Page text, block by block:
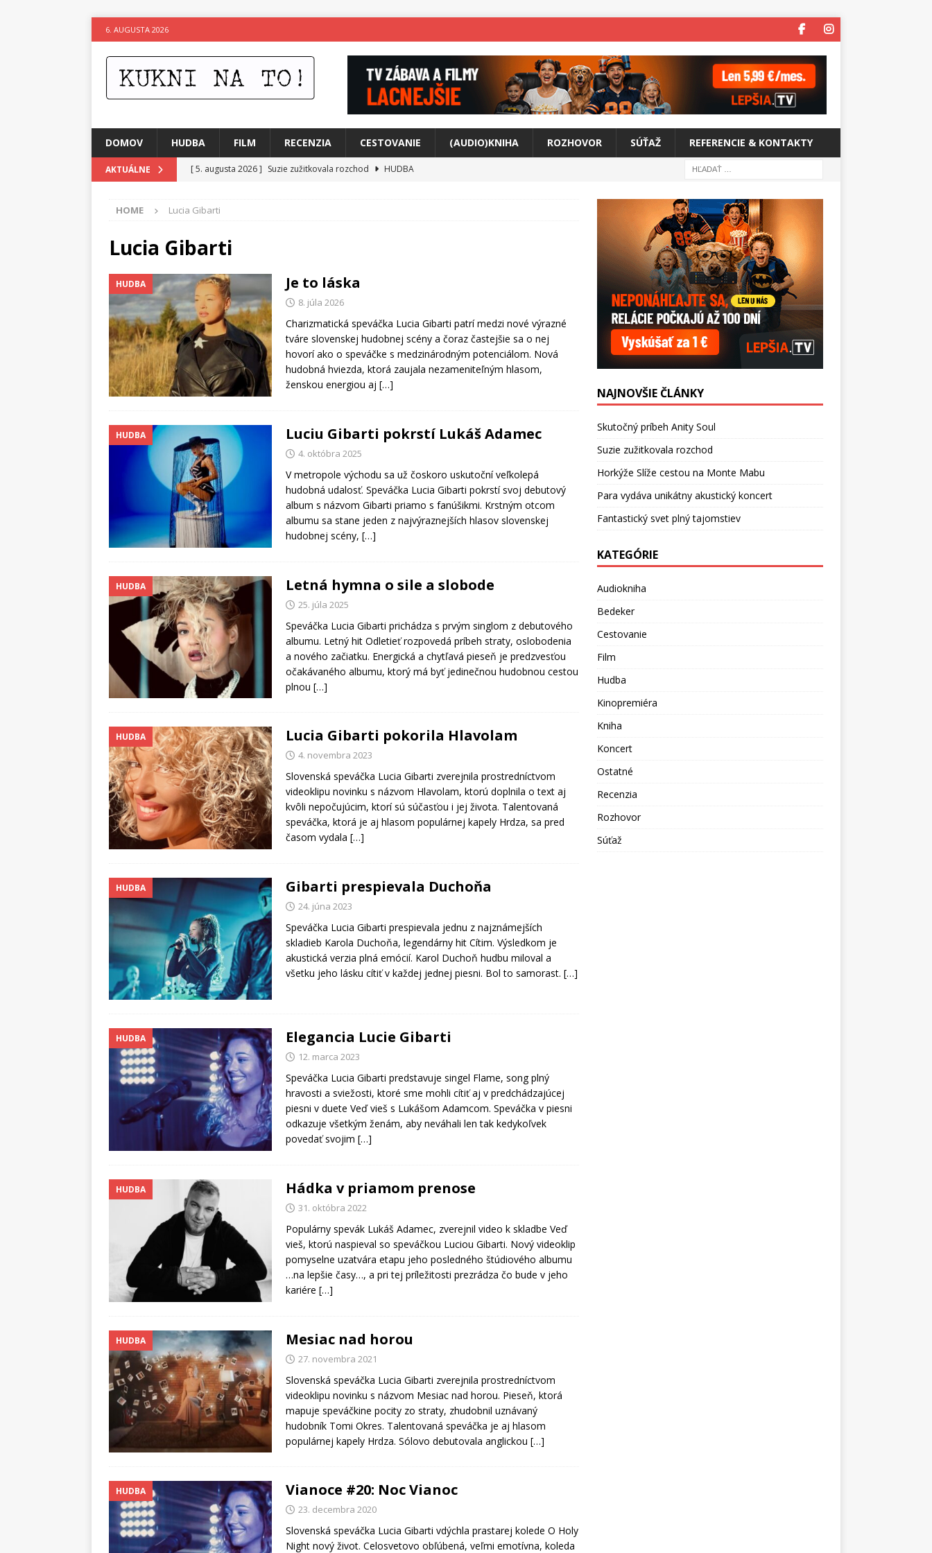
6. AUGUSTA 2026
DOMOV HUDBA FILM RECENZIA CESTOVANIE (AUDIO)KNIHA ROZHOVOR SÚŤAŽ REFERENCIE & KONTAKTY
AKTUÁLNE [ 5. augusta 2026 ] Suzie zužitkovala rozchod
HUDBA
[ 3. augusta 2026 ]
[ 3. augusta 2026 ]
[ 1. augusta 2026 ]
Festival 4 živly prepojí generácie
[ 6. augusta 2026 ] Skutočný príbeh Anity Soul
HOME Lucia Gibarti
Lucia Gibarti
HUDBA Je to láska
8. júla 2026
Charizmatická speváčka Lucia Gibarti patrí medzi nové výrazné
tváre slovenskej hudobnej scény a čoraz častejšie sa o nej
hovorí ako o speváčke s medzinárodným potenciálom. Nová
hudobná hviezda, ktorá zaujala nezameniteľným hlasom,
ženskou energiou aj […]
HUDBA Luciu Gibarti pokrstí Lukáš Adamec
4. októbra 2025
V metropole východu sa už čoskoro uskutoční veľkolepá
hudobná udalosť. Speváčka Lucia Gibarti pokrstí svoj debutový
album s názvom Gibarti priamo s fanúšikmi. Krstným otcom
albumu sa stane jeden z najvýraznejších hlasov slovenskej
hudobnej scény, […]
HUDBA Letná hymna o sile a slobode
25. júla 2025
Speváčka Lucia Gibarti prichádza s prvým singlom z debutového
albumu. Letný hit Odletieť rozpovedá príbeh straty, oslobodenia
a nového začiatku. Energická a chytľavá pieseň je predzvesťou
očakávaného albumu, ktorý má byť jedinečnou hudobnou cestou
plnou […]
HUDBA Lucia Gibarti pokorila Hlavolam
4. novembra 2023
Slovenská speváčka Lucia Gibarti zverejnila prostredníctvom
videoklipu novinku s názvom Hlavolam, ktorú doplnila o text aj
kvôli nepočujúcim, ktorí sú súčasťou i jej života. Talentovaná
speváčka, ktorá je aj hlasom populárnej kapely Hrdza, sa pred
časom vydala […]
HUDBA Gibarti prespievala Duchoňa
24. júna 2023
Speváčka Lucia Gibarti prespievala jednu z najznámejších
skladieb Karola Duchoňa, legendárny hit Cítim. Výsledkom je
akustická verzia plná emócií. Karol Duchoň hudbu miloval a
všetku jeho lásku cítiť v každej jednej piesni. Bol to samorast. […]
HUDBA Elegancia Lucie Gibarti
12. marca 2023
Speváčka Lucia Gibarti predstavuje singel Flame, song plný
hravosti a sviežosti, ktoré sme mohli cítiť aj v predchádzajúcej
piesni v duete Veď vieš s Lukášom Adamcom. Speváčka v piesni
odkazuje všetkým ženám, aby neváhali len tak kedykoľvek
povedať svojim […]
HUDBA Hádka v priamom prenose
31. októbra 2022
Populárny spevák Lukáš Adamec, zverejnil video k skladbe Veď
vieš, ktorú naspieval so speváčkou Luciou Gibarti. Nový videoklip
pomyselne uzatvára etapu jeho posledného štúdiového albumu
…na lepšie časy…, a pri tej príležitosti prezrádza čo bude v jeho
kariére […]
HUDBA Mesiac nad horou
27. novembra 2021
Slovenská speváčka Lucia Gibarti zverejnila prostredníctvom
videoklipu novinku s názvom Mesiac nad horou. Pieseň, ktorá
mapuje speváčkine pocity zo straty, zhudobnil uznávaný
hudobník Tomi Okres. Talentovaná speváčka je aj hlasom
populárnej kapely Hrdza. Sólovo debutovala anglickou […]
HUDBA Vianoce #20: Noc Vianoc
23. decembra 2020
Slovenská speváčka Lucia Gibarti vdýchla prastarej kolede O Holy
Night nový život. Celosvetovo obľúbená, veľmi emotívna, koleda
NAJNOVŠIE ČLÁNKY
Skutočný príbeh Anity Soul
Suzie zužitkovala rozchod
Horkýže Slíže cestou na Monte Mabu
Para vydáva unikátny akustický koncert
Fantastický svet plný tajomstiev
KATEGÓRIE
Audiokniha
Bedeker
Cestovanie
Film
Hudba
Kinopremiéra
Kniha
Koncert
Ostatné
Recenzia
Rozhovor
Súťaž